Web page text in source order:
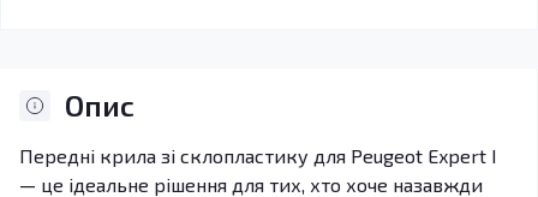
Опис
Передні крила зі склопластику для Peugeot Expert I
— це ідеальне рішення для тих, хто хоче назавжди